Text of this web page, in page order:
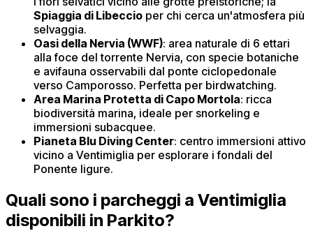
Spiaggia di Libeccio per chi cerca un'atmosfera più
selvaggia.
Oasi della Nervia (WWF): area naturale di 6 ettari
alla foce del torrente Nervia, con specie botaniche
e avifauna osservabili dal ponte ciclopedonale
verso Camporosso. Perfetta per birdwatching.
Area Marina Protetta di Capo Mortola: ricca
biodiversità marina, ideale per snorkeling e
immersioni subacquee.
Pianeta Blu Diving Center: centro immersioni attivo
vicino a Ventimiglia per esplorare i fondali del
Ponente ligure.
Quali sono i parcheggi a Ventimiglia
disponibili in Parkito?